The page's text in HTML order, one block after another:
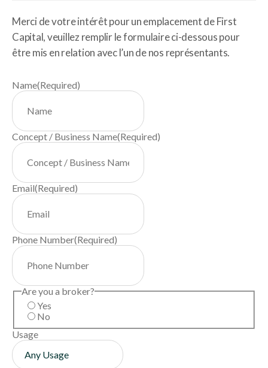
Merci de votre intérêt pour un emplacement de First
Capital, veuillez remplir le formulaire ci-dessous pour
être mis en relation avec l’un de nos représentants.
Name(Required)
Concept / Business Name(Required)
Email(Required)
Phone Number(Required)
Are you a broker?
Yes
No
Usage